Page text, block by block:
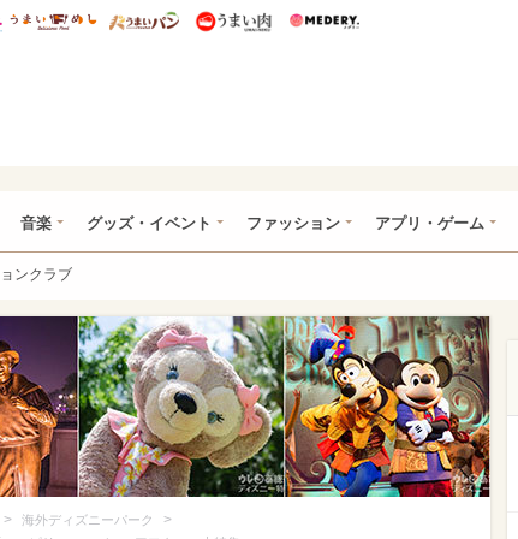
研 ディズニー特集
mimot. うまいめし うまいパン うまい肉
音楽 グッズ・イベント ファッション アプリ・ゲーム
ンクラブ
> 海外ディズニーパーク >